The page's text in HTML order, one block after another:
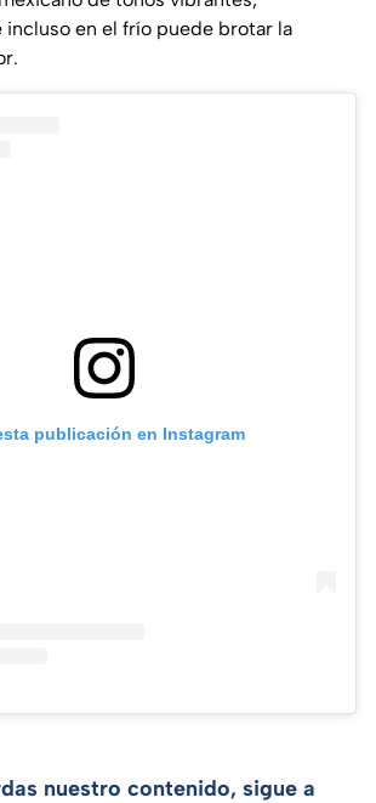
en el frío puede brotar la
publicación en Instagram
nuestro contenido, sigue a